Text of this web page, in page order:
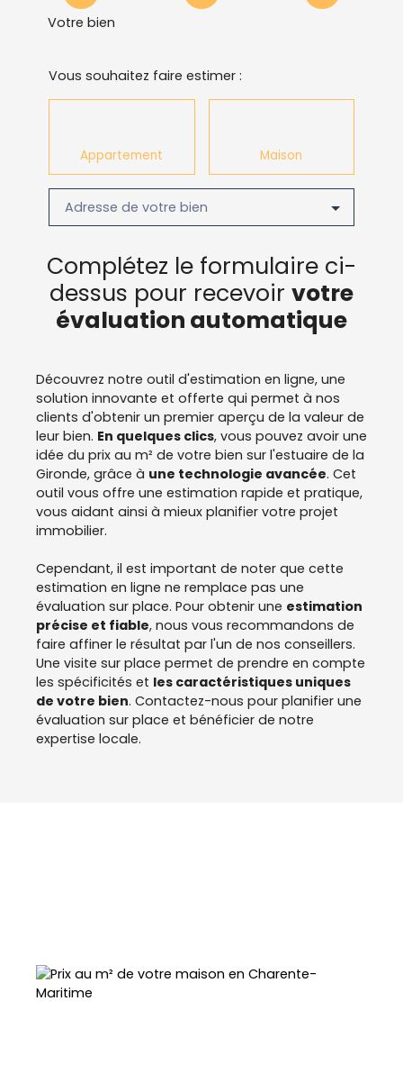
Votre bien
Vous souhaitez faire estimer :
Appartement Maison
Adresse de votre bien
Complétez le formulaire ci-
dessus pour recevoir votre
évaluation automatique
Découvrez notre outil d'estimation en ligne, une
solution innovante et offerte qui permet à nos
clients d'obtenir un premier aperçu de la valeur de
leur bien. En quelques clics, vous pouvez avoir une
idée du prix au m² de votre bien sur l'estuaire de la
Gironde, grâce à une technologie avancée. Cet
outil vous offre une estimation rapide et pratique,
vous aidant ainsi à mieux planifier votre projet
immobilier.
Cependant, il est important de noter que cette
estimation en ligne ne remplace pas une
évaluation sur place. Pour obtenir une estimation
précise et fiable, nous vous recommandons de
faire affiner le résultat par l'un de nos conseillers.
Une visite sur place permet de prendre en compte
les spécificités et les caractéristiques uniques
de votre bien. Contactez-nous pour planifier une
évaluation sur place et bénéficier de notre
expertise locale.